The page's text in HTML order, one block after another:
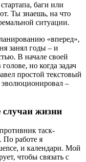
баги или
Ты знаешь, на что
ситуации.
«вперед»,
занял годы – и
В начале своей
но когда задач
простой текстовый
эволюционировал –
случаи жизни
таск-
По работе я
и календари. Мой
чтобы связать с